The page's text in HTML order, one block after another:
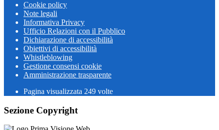
Cookie policy
Note legali
Informativa Privacy
Ufficio Relazioni con il Pubblico
Dichiarazione di accessibilità
Obiettivi di accessibilità
Whistleblowing
Gestione consensi cookie
Amministrazione trasparente
Pagina visualizzata 249 volte
Sezione Copyright